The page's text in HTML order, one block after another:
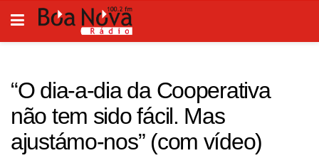
“O dia-a-dia da Cooperativa
não tem sido fácil. Mas
ajustámo-nos” (com vídeo)